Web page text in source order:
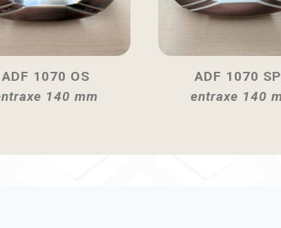
ADF 1070 OS
140 mm
ADF 1070
entraxe 140